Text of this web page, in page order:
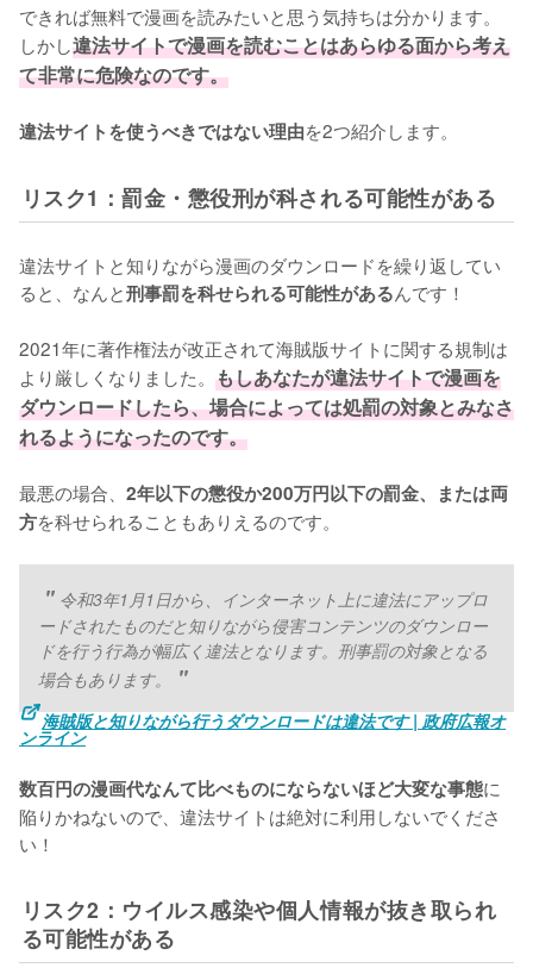
できれば無料で漫画を読みたいと思う気持ちは分かります。
しかし違法サイトで漫画を読むことはあらゆる面から考え
て非常に危険なのです。
違法サイトを使うべきではない理由を2つ紹介します。
リスク1：罰金・懲役刑が科される可能性がある
違法サイトと知りながら漫画のダウンロードを繰り返してい
ると、なんと刑事罰を科せられる可能性があるんです！
2021年に著作権法が改正されて海賊版サイトに関する規制は
より厳しくなりました。 もしあなたが違法サイトで漫画を
ダウンロードしたら、場合によっては処罰の対象とみなさ
れるようになったのです。
最悪の場合、 2年以下の懲役か200万円以下の罰金、または両
方を科せられることもありえるのです。
令和3年1月1日から、インターネット上に違法にアップロ
ードされたものだと知りながら侵害コンテンツのダウンロー
ドを行う行為が幅広く違法となります。刑事罰の対象となる
場合もあります。
海賊版と知りながら行うダウンロードは違法です | 政府広報オ
ンライン
数百円の漫画代なんて比べものにならないほど大変な事態に
陥りかねないので、違法サイトは絶対に利用しないでくださ
い！
リスク2：ウイルス感染や個人情報が抜き取られ
る可能性がある